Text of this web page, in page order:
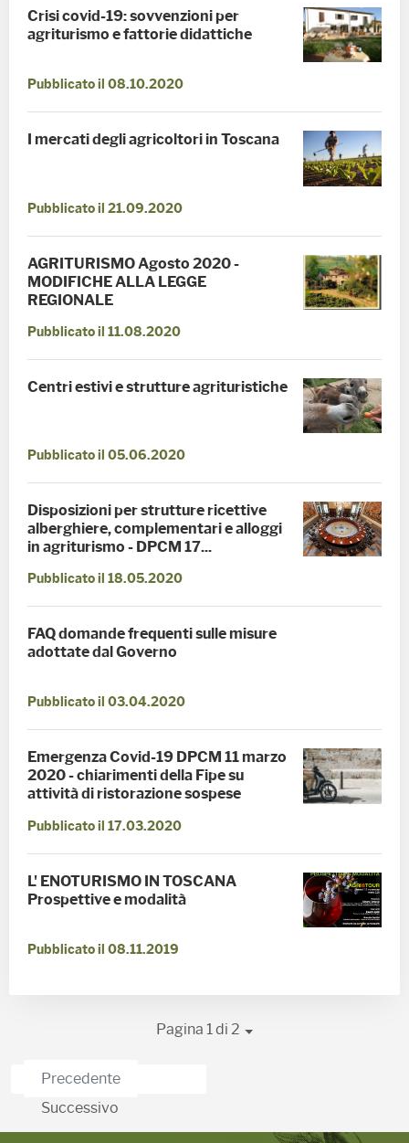
Crisi covid-19: sovvenzioni per
agriturismo e fattorie didattiche
Pubblicato il 08.10.2020
I mercati degli agricoltori in Toscana
Pubblicato il 21.09.2020
AGRITURISMO Agosto 2020 -
MODIFICHE ALLA LEGGE
REGIONALE
Pubblicato il 11.08.2020
Centri estivi e strutture agrituristiche
Pubblicato il 05.06.2020
Disposizioni per strutture ricettive
alberghiere, complementari e alloggi
in agriturismo - DPCM 17...
Pubblicato il 18.05.2020
FAQ domande frequenti sulle misure
adottate dal Governo
Pubblicato il 03.04.2020
Emergenza Covid-19 DPCM 11 marzo
2020 - chiarimenti della Fipe su
attività di ristorazione sospese
Pubblicato il 17.03.2020
L' ENOTURISMO IN TOSCANA
Prospettive e modalità
Pubblicato il 08.11.2019
Pagina 1 di 2
Precedente
Successivo